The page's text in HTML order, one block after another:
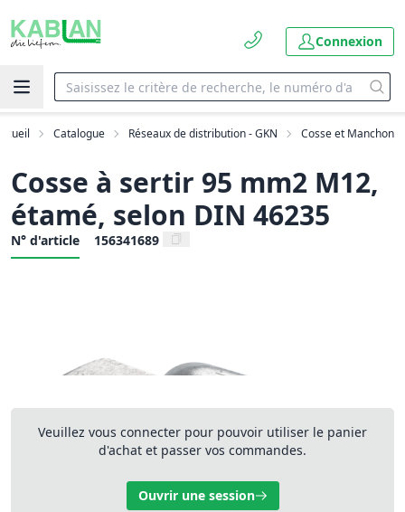
Connexion
Catalogue Réseaux de distribution - GKN Cosse et Manchon
Cosse à sertir 95 mm2 M12,
étamé, selon DIN 46235
N° d'article 156341689
Veuillez vous connecter pour pouvoir utiliser le panier
d'achat et passer vos commandes.
Ouvrir une session